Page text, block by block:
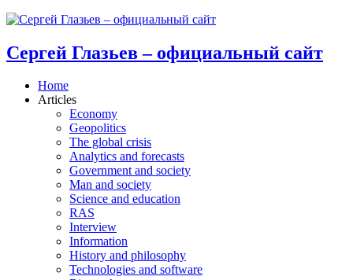
Сергей Глазьев – официальный сайт
Home
Articles
Economy
Geopolitics
The global crisis
Analytics and forecasts
Government and society
Man and society
Science and education
RAS
Interview
Information
History and philosophy
Technologies and software